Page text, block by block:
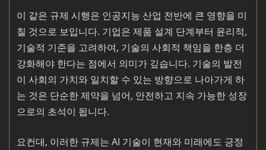
이 같은 규제 시행은 인공지능 산업 전반에 큰 영향을 미
칠 것으로 보입니다. 기업은 제품 설계 단계부터 윤리적,
기술적 기준을 고려하여, 기술의 사회적 책임을 한층 더
강화해야 한다는 점에서 의미가 깊습니다. 기술의 발전
이 사회의 가치와 일치할 수 있는 방향으로 나아가게 하
는 것은 단순한 제약을 넘어, 안전하고 지속 가능한 성장
으로의 초석이 됩니다.
요컨대, 이러한 규제는 AI 기술이 현재와 미래에도 긍정